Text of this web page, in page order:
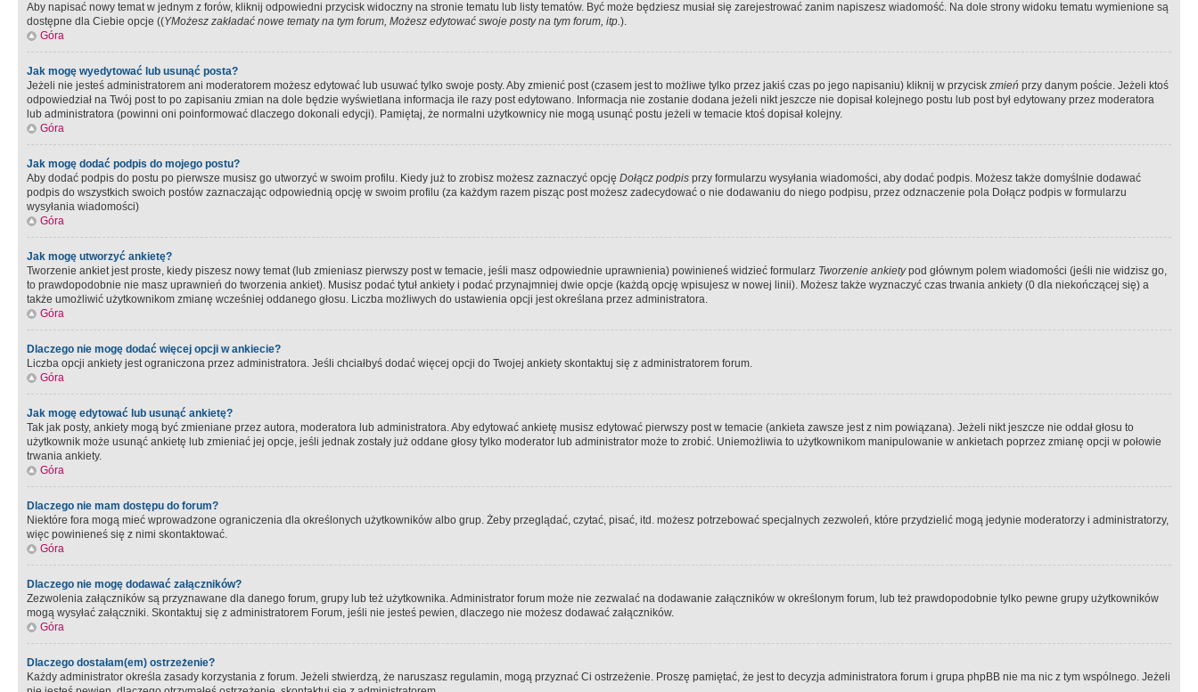
Aby napisać nowy temat w jednym z forów, kliknij odpowiedni przycisk widoczny na stronie tematu lub listy tematów. Być może będziesz musiał się zarejestrować zanim napiszesz wiadomość. Na dole strony widoku tematu wymienione są
dostępne dla Ciebie opcje ((YMożesz zakładać nowe tematy na tym forum, Możesz edytować swoje posty na tym forum, itp.).
Góra
Jak mogę wyedytować lub usunąć posta?
Jeżeli nie jesteś administratorem ani moderatorem możesz edytować lub usuwać tylko swoje posty. Aby zmienić post (czasem jest to możliwe tylko przez jakiś czas po jego napisaniu) kliknij w przycisk zmień przy danym poście. Jeżeli ktoś
odpowiedział na Twój post to po zapisaniu zmian na dole będzie wyświetlana informacja ile razy post edytowano. Informacja nie zostanie dodana jeżeli nikt jeszcze nie dopisał kolejnego postu lub post był edytowany przez moderatora
lub administratora (powinni oni poinformować dlaczego dokonali edycji). Pamiętaj, że normalni użytkownicy nie mogą usunąć postu jeżeli w temacie ktoś dopisał kolejny.
Góra
Jak mogę dodać podpis do mojego postu?
Aby dodać podpis do postu po pierwsze musisz go utworzyć w swoim profilu. Kiedy już to zrobisz możesz zaznaczyć opcję Dołącz podpis przy formularzu wysyłania wiadomości, aby dodać podpis. Możesz także domyślnie dodawać
podpis do wszystkich swoich postów zaznaczając odpowiednią opcję w swoim profilu (za każdym razem pisząc post możesz zadecydować o nie dodawaniu do niego podpisu, przez odznaczenie pola Dołącz podpis w formularzu
wysyłania wiadomości)
Góra
Jak mogę utworzyć ankietę?
Tworzenie ankiet jest proste, kiedy piszesz nowy temat (lub zmieniasz pierwszy post w temacie, jeśli masz odpowiednie uprawnienia) powinieneś widzieć formularz Tworzenie ankietypod głównym polem wiadomości (jeśli nie widzisz go,
to prawdopodobnie nie masz uprawnień do tworzenia ankiet). Musisz podać tytuł ankiety i podać przynajmniej dwie opcje (każdą opcję wpisujesz w nowej linii). Możesz także wyznaczyć czas trwania ankiety (0 dla niekończącej się) a
także umożliwić użytkownikom zmianę wcześniej oddanego głosu. Liczba możliwych do ustawienia opcji jest określana przez administratora.
Góra
Dlaczego nie mogę dodać więcej opcji w ankiecie?
Liczba opcji ankiety jest ograniczona przez administratora. Jeśli chciałbyś dodać więcej opcji do Twojej ankiety skontaktuj się z administratorem forum.
Góra
Jak mogę edytować lub usunąć ankietę?
Tak jak posty, ankiety mogą być zmieniane przez autora, moderatora lub administratora. Aby edytować ankietę musisz edytować pierwszy post w temacie (ankieta zawsze jest z nim powiązana). Jeżeli nikt jeszcze nie oddał głosu to
użytkownik może usunąć ankietę lub zmieniać jej opcje, jeśli jednak zostały już oddane głosy tylko moderator lub administrator może to zrobić. Uniemożliwia to użytkownikom manipulowanie w ankietach poprzez zmianę opcji w połowie
trwania ankiety.
Góra
Dlaczego nie mam dostępu do forum?
Niektóre fora mogą mieć wprowadzone ograniczenia dla określonych użytkowników albo grup. Żeby przeglądać, czytać, pisać, itd. możesz potrzebować specjalnych zezwoleń, które przydzielić mogą jedynie moderatorzy i administratorzy,
więc powinieneś się z nimi skontaktować.
Góra
Dlaczego nie mogę dodawać załączników?
Zezwolenia załączników są przyznawane dla danego forum, grupy lub też użytkownika. Administrator forum może nie zezwalać na dodawanie załączników w określonym forum, lub też prawdopodobnie tylko pewne grupy użytkowników
mogą wysyłać załączniki. Skontaktuj się z administratorem Forum, jeśli nie jesteś pewien, dlaczego nie możesz dodawać załączników.
Góra
Dlaczego dostałam(em) ostrzeżenie?
Każdy administrator określa zasady korzystania z forum. Jeżeli stwierdzą, że naruszasz regulamin, mogą przyznać Ci ostrzeżenie. Proszę pamiętać, że jest to decyzja administratora forum i grupa phpBB nie ma nic z tym wspólnego. Jeżeli